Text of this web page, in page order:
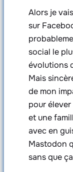
Alors je
sur
social le
évolutions
Mais
de mon
pour
et une
avec en
Mastodon
sans que